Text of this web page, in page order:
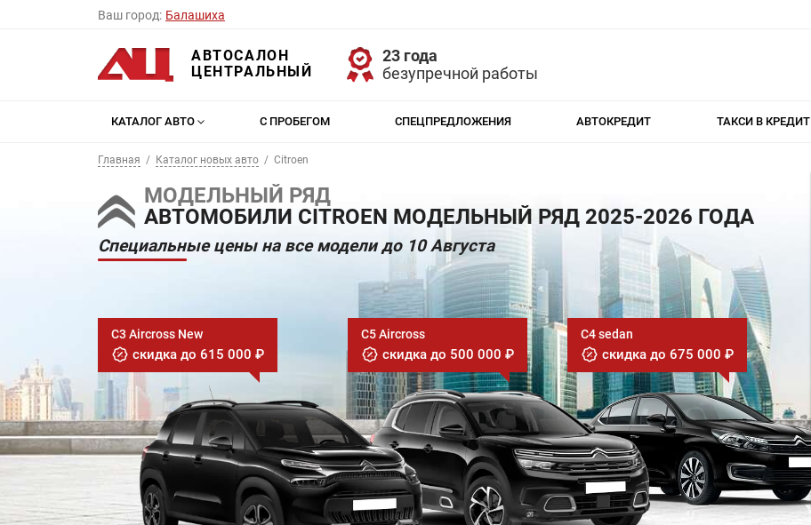
Ваш город: Балашиха
АВТОСАЛОН
ЦЕНТРАЛЬНЫЙ
23 года
безупречной работы
КАТАЛОГ АВТО С ПРОБЕГОМ СПЕЦПРЕДЛОЖЕНИЯ АВТОКРЕДИТ ТАКСИ В КРЕДИТ
Главная Каталог новых авто Citroen
МОДЕЛЬНЫЙ РЯД
АВТОМОБИЛИ CITROEN МОДЕЛЬНЫЙ РЯД 2025-2026 ГОДА
Специальные цены на все модели до 10 Августа
C3 Aircross New
скидка до 615 000 ₽
C5 Aircross
скидка до 500 000 ₽
C4 sedan
скидка до 675 000 ₽